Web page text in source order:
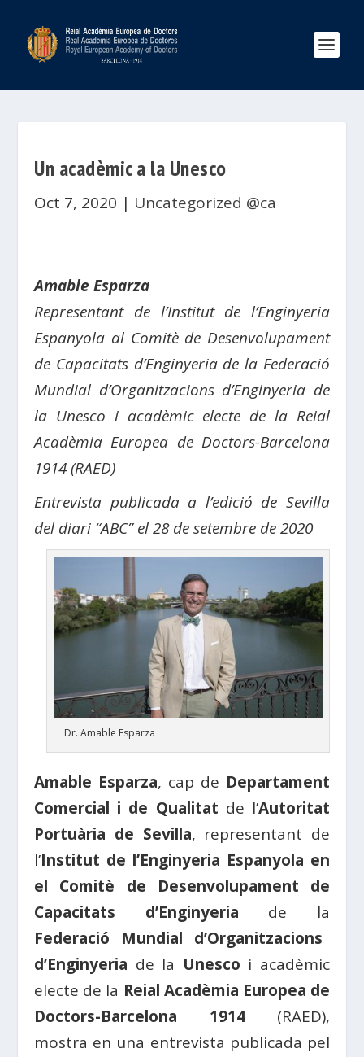
Un acadèmic a la Unesco
Oct 7, 2020 | Uncategorized @ca
Amable Esparza
Representant de l’Institut de l’Enginyeria
Espanyola al Comitè de Desenvolupament
de Capacitats d’Enginyeria de la Federació
Mundial d’Organitzacions d’Enginyeria de
la Unesco i acadèmic electe de la Reial
Acadèmia Europea de Doctors-Barcelona
1914 (RAED)
Entrevista publicada a l’edició de Sevilla
del diari “ABC” el 28 de setembre de 2020
Dr. Amable Esparza
Amable Esparza, cap de Departament
Comercial i de Qualitat de l’Autoritat
Portuària de Sevilla, representant de
l’Institut de l’Enginyeria Espanyola en
el Comitè de Desenvolupament de
Capacitats d’Enginyeria de la
Federació Mundial d’Organitzacions
d’Enginyeria de la Unesco i acadèmic
electe de la Reial Acadèmia Europea de
Doctors-Barcelona 1914(RAED),
mostra en una entrevista publicada pel